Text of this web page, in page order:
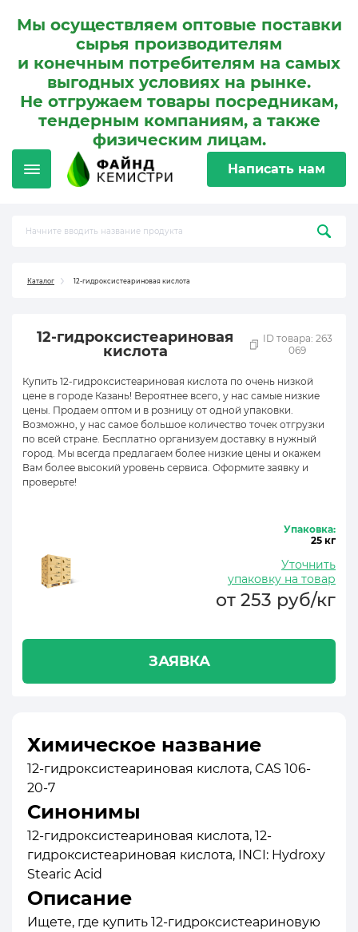
Мы осуществляем оптовые поставки
сырья производителям
и конечным потребителям на самых
выгодных условиях на рынке.
Не отгружаем товары посредникам,
тендерным компаниям, а также
физическим лицам.
Написать нам
Каталог 12-гидроксистеариновая кислота
12-гидроксистеариновая
кислота
ID товара: 263
069
Купить 12-гидроксистеариновая кислота по очень низкой
цене в городе Казань! Вероятнее всего, у нас самые низкие
цены. Продаем оптом и в розницу от одной упаковки.
Возможно, у нас самое большое количество точек отгрузки
по всей стране. Бесплатно организуем доставку в нужный
город. Мы всегда предлагаем более низкие цены и окажем
Вам более высокий уровень сервиса. Оформите заявку и
проверьте!
Упаковка:
25 кг
Уточнить
упаковку на товар
от 253 руб/кг
ЗАЯВКА
Химическое название
12-гидроксистеариновая кислота, CAS 106-
20-7
Синонимы
12-гидроксистеариновая кислота, 12-
гидроксистеариновая кислота, INCI: Hydroxy
Stearic Acid
Описание
Ищете, где купить 12-гидроксистеариновую